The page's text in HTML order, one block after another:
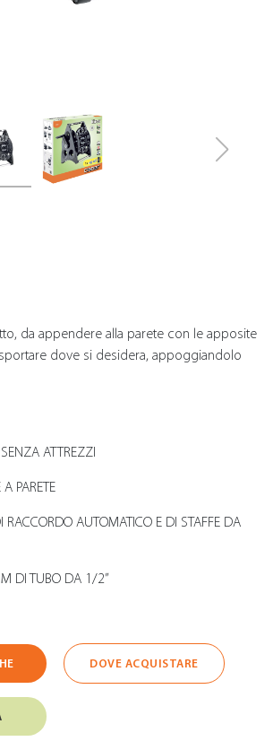
da appendere alla parete con le apposite
dove si desidera, appoggiandolo
ATTREZZI
PARETE
RACCORDO AUTOMATICO E DI STAFFE DA
DI TUBO DA 1/2”
DOVE ACQUISTARE